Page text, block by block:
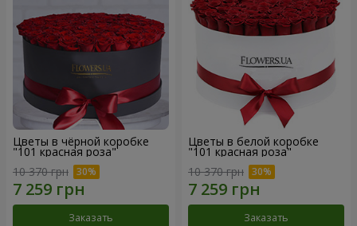
Цветы в чёрной коробке
"101 красная роза"
10 370 грн
Заказать
Цветы в белой коробке
"101 красная роза"
10 370 грн
Заказать